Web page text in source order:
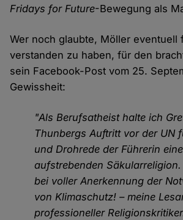
Fridays for Future-Bewegung als
Wer noch glaubte, Möller eventuell
verstanden zu haben, für den
sein Facebook-Post vom 25.
Gewissheit:
"Als Berufsatheist halte ich
Thunbergs Auftritt vor der UN
und Drohrede der Führerin
aufstrebenden
bei voller Anerkennung der
von Klimaschutz! – meine
professioneller